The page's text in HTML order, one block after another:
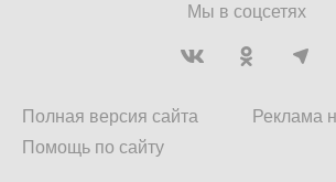
Мы в соцсетях
Полная версия сайта
Помощь по сайту
Реклама